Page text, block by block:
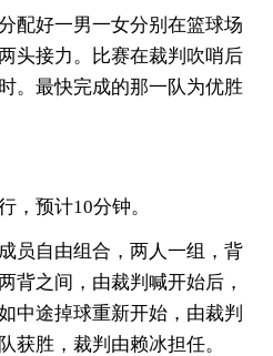
好一男一女分别在篮球场
头接力。比赛在裁判吹哨后
。最快完成的那一队为优胜
预计10分钟。
自由组合，两人一组，背
背之间，由裁判喊开始后，
中途掉球重新开始，由裁判
获胜，裁判由赖冰担任。